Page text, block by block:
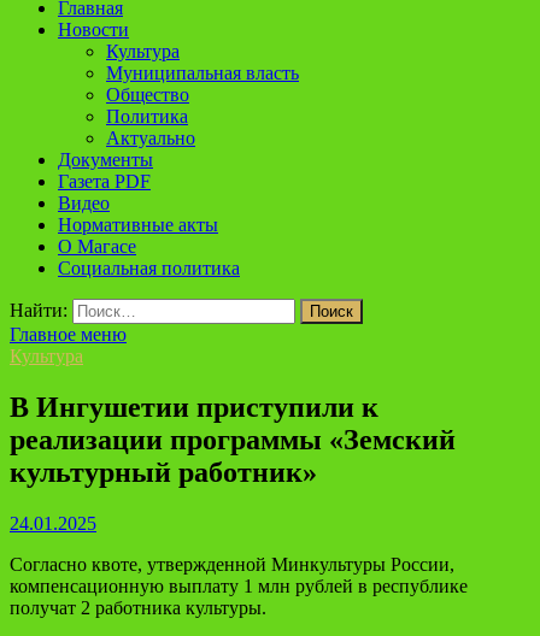
Главная
Новости
Культура
Муниципальная власть
Общество
Политика
Актуально
Документы
Газета PDF
Видео
Нормативные акты
О Магасе
Социальная политика
Найти:
Главное меню
Культура
В Ингушетии приступили к
реализации программы «Земский
культурный работник»
24.01.2025
Согласно квоте, утвержденной Минкультуры России,
компенсационную выплату 1 млн рублей в республике
получат 2 работника культуры.